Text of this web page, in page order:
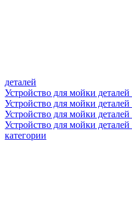
деталей
Устройство для мойки
Устройство для мойки
Устройство для мойки
Устройство для мойки
категории